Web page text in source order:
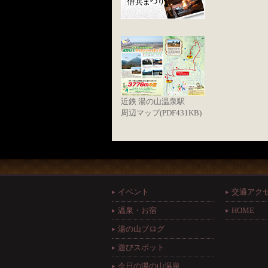
近鉄 湯の山温泉駅
周辺マップ(PDF431KB)
イベント
温泉・お宿
湯の山ブログ
遊びスポット
今日の湯の山温泉
交通アク
HOME